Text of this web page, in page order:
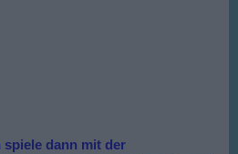
spiele dann mit der